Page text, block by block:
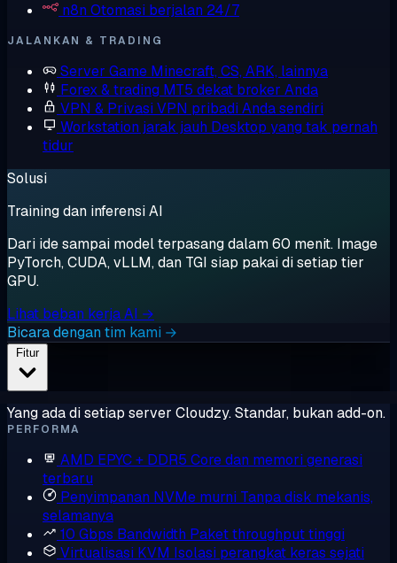
n8n Otomasi berjalan 24/7
JALANKAN & TRADING
Server Game Minecraft, CS, ARK, lainnya
Forex & trading MT5 dekat broker Anda
VPN & Privasi VPN pribadi Anda sendiri
Workstation jarak jauh Desktop yang tak pernah
tidur
Solusi
Training dan inferensi AI
Dari ide sampai model terpasang dalam 60 menit. Image
PyTorch, CUDA, vLLM, dan TGI siap pakai di setiap tier
GPU.
Lihat beban kerja AI →
Bicara dengan tim kami →
Fitur
Yang ada di setiap server Cloudzy. Standar, bukan add-on.
PERFORMA
AMD EPYC + DDR5 Core dan memori generasi
terbaru
Penyimpanan NVMe murni Tanpa disk mekanis,
selamanya
10 Gbps Bandwidth Paket throughput tinggi
Virtualisasi KVM Isolasi perangkat keras sejati